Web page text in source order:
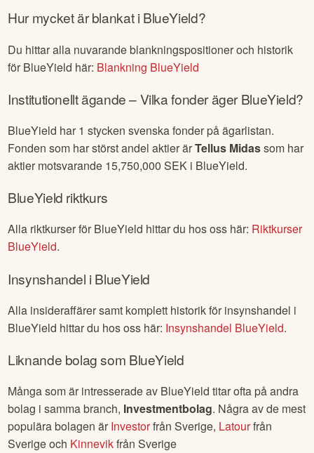
Hur mycket är blankat iBlueYield?
Du hittar alla nuvarande blankningspositioner och historik
för BlueYield här: Blankning BlueYield
Institutionellt ägande – Vilka fonder ägerBlueYield?
BlueYield har 1 stycken svenska fonder på ägarlistan.
Fonden som har störst andel aktier ärTellus Midassom har
aktier motsvarande 15,750,000 SEK i BlueYield.
BlueYield riktkurs
Alla riktkurser för BlueYield hittar du hos oss här: Riktkurser
BlueYield.
Insynshandel iBlueYield
Alla insideraffärer samt komplett historik för insynshandel i
BlueYield hittar du hos oss här: Insynshandel BlueYield.
Liknande bolag som BlueYield
Många som är intresserade av BlueYield titar ofta på andra
bolag i samma branch, Investmentbolag. Några av de mest
populära bolagen är InvestorfrånSverige, Latourfrån
Sverigeoch KinnevikfrånSverige